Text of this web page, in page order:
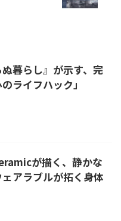
暮らし』が示す、完
ライフハック」
が描く、静かな
アラブルが拓く身体